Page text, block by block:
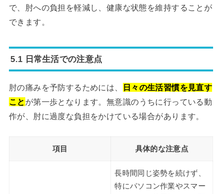
で、肘への負担を軽減し、健康な状態を維持することが
できます。
5.1 日常生活での注意点
肘の痛みを予防するためには、
日々の生活習慣を見直す
こと が第一歩となります。無意識のうちに行っている動
作が、肘に過度な負担をかけている場合があります。
項目 具体的な注意点
長時間同じ姿勢を続けず、
特にパソコン作業やスマー